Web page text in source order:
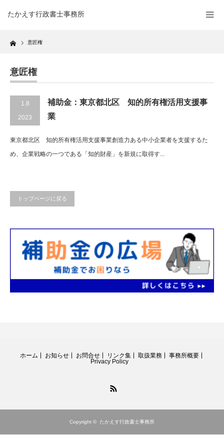
たかえす行政書士事務所
Home 意匠権
意匠権
1.8
2023
補助金：東京都北区 知的所有権活用支援事
業
東京都北区 知的所有権活用支援事業創造力ある中小企業者を支援するた
め、企業戦略の一つである「知的財産」を新規に取得す...
トップページに戻る
ホーム お知らせ お問合せ リンク集 取扱業務
事務所概要
Privacy Policy
Copyright © たかえす行政書士事務所